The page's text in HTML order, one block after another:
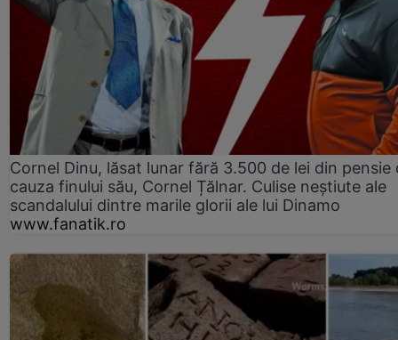
Cornel Dinu, lăsat lunar fără 3.500 de lei din pensie
cauza finului său, Cornel Țălnar. Culise neștiute ale
scandalului dintre marile glorii ale lui Dinamo
www.fanatik.ro